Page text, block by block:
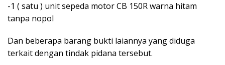
-1 ( satu ) unit sepeda motor CB 150R warna hitam
tanpa nopol
Dan beberapa barang bukti laiannya yang diduga
terkait dengan tindak pidana tersebut.